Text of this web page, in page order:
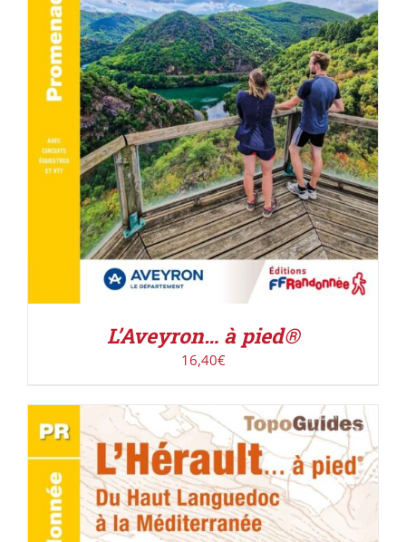
AJOUTER AU PANIER / DÉTAILS
L’Aveyron… à pied®
16,40€